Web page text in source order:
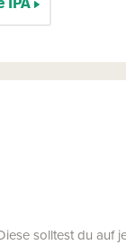
solltest du auf